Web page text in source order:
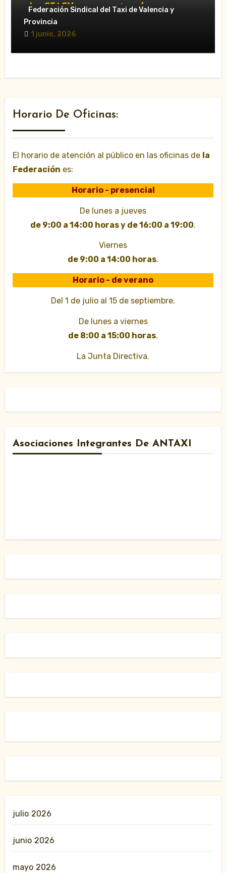
«La CTACV carga contra el nuevo
Decreto Ley y acusa al Consell de
Federación Sindical del Taxi de Valencia y
Provincia
1 junio, 2026
Horario De Oficinas:
El horario de atención al público en las oficinas de la
Federación es:
Horario - presencial
De lunes a jueves
de 9:00 a 14:00 horas y de 16:00 a 19:00.
Viernes
de 9:00 a 14:00 horas.
Horario - de verano
Del 1 de julio al 15 de septiembre.
De lunes a viernes
de 8:00 a 15:00 horas.
La Junta Directiva.
Asociaciones Integrantes De ANTAXI
julio 2026
junio 2026
mayo 2026